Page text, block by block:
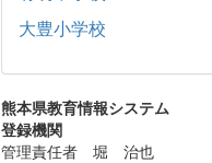
大豊小学校
熊本県教育情報システム
登録機関
管理責任者 堀 治也